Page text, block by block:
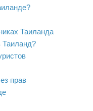
Таиланда
Таиланд?
прав